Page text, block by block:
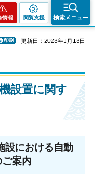
情報 閲覧支援 検索メニュー
印刷 更新日：2023年1月13日
設置に関す
設における自動
案内